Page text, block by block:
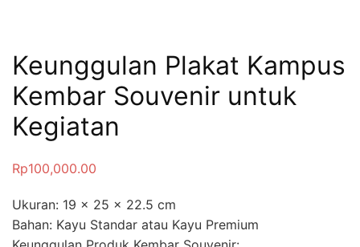
Keunggulan Plakat Kampus
Kembar Souvenir untuk
Kegiatan
Rp100,000.00
Ukuran: 19 x 25 x 22.5 cm
Bahan: Kayu Standar atau Kayu Premium